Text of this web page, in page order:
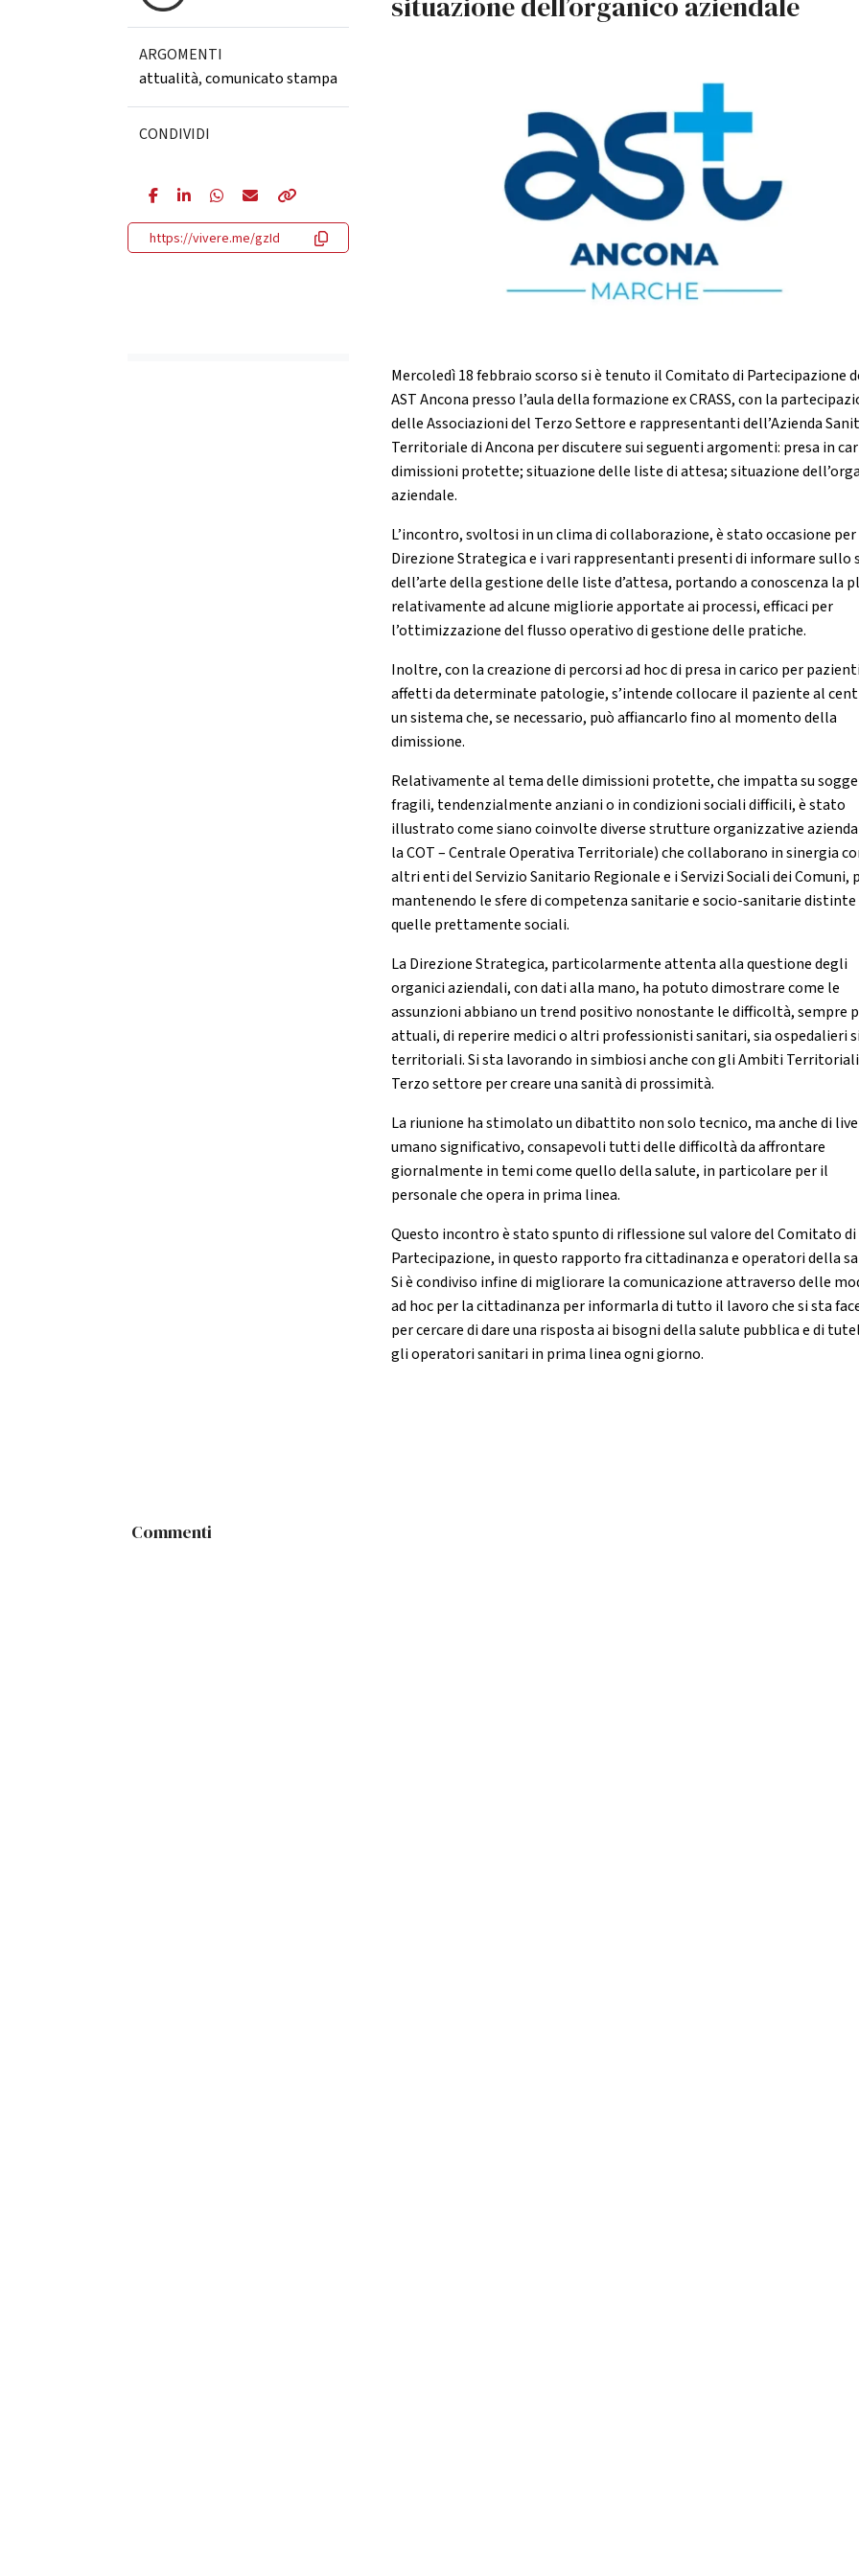
ARGOMENTI
attualità,comunicato stampa
CONDIVIDI
https://vivere.me/gzId
Mercoledì 18 febbraio scorso si è tenuto il Comitato di Partecipazione
AST Ancona presso l’aula della formazione ex CRASS, con la
delle Associazioni del Terzo Settore e rappresentanti dell’Azienda
Territoriale di Ancona per discutere sui seguenti argomenti: presa in
dimissioni protette; situazione delle liste di attesa; situazione
aziendale.
L’incontro, svoltosi in un clima di collaborazione, è stato occasione per
Direzione Strategica e i vari rappresentanti presenti di informare sullo
dell’arte della gestione delle liste d’attesa, portando a conoscenza la
relativamente ad alcune migliorie apportate ai processi, efficaci per
l’ottimizzazione del flusso operativo di gestione delle pratiche.
Inoltre, con la creazione di percorsi ad hoc di presa in carico per
affetti da determinate patologie, s’intende collocare il paziente al
un sistema che, se necessario, può affiancarlo fino al momento della
dimissione.
Relativamente al tema delle dimissioni protette, che impatta su
fragili, tendenzialmente anziani o in condizioni sociali difficili, è stato
illustrato come siano coinvolte diverse strutture organizzative
la COT – Centrale Operativa Territoriale) che collaborano in sinergia
altri enti del Servizio Sanitario Regionale e i Servizi Sociali dei Comuni,
mantenendo le sfere di competenza sanitarie e socio-sanitarie distinte
quelle prettamente sociali.
La Direzione Strategica, particolarmente attenta alla questione degli
organici aziendali, con dati alla mano, ha potuto dimostrare come le
assunzioni abbiano un trend positivo nonostante le difficoltà, sempre
attuali, di reperire medici o altri professionisti sanitari, sia ospedalieri
territoriali. Si sta lavorando in simbiosi anche con gli Ambiti
Terzo settore per creare una sanità di prossimità.
La riunione ha stimolato un dibattito non solo tecnico, ma anche di
umano significativo, consapevoli tutti delle difficoltà da affrontare
giornalmente in temi come quello della salute, in particolare per il
personale che opera in prima linea.
Questo incontro è stato spunto di riflessione sul valore del Comitato di
Partecipazione, in questo rapporto fra cittadinanza e operatori della
Si è condiviso infine di migliorare la comunicazione attraverso delle
ad hoc per la cittadinanza per informarla di tutto il lavoro che si sta
per cercare di dare una risposta ai bisogni della salute pubblica e di
gli operatori sanitari in prima linea ogni giorno.
Commenti